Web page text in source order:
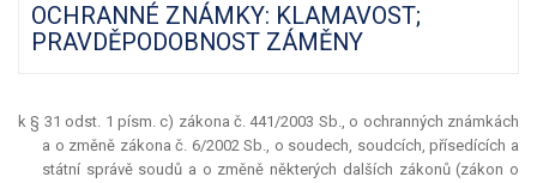
OCHRANNÉ ZNÁMKY: KLAMAVOST;
PRAVDĚPODOBNOST ZÁMĚNY
k § 31 odst. 1 písm. c) zákona č. 441/2003 Sb., o ochranných známkách
a o změně zákona č. 6/2002 Sb., o soudech, soudcích, přísedících a
státní správě soudů a o změně některých dalších zákonů (zákon o